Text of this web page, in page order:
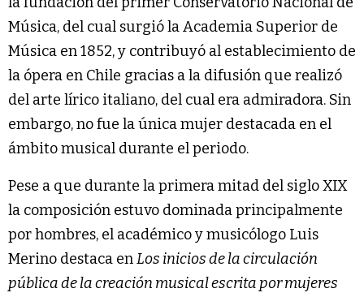
Música, del cual surgió la Academia Superior de
Música en 1852, y contribuyó al establecimiento de
la ópera en Chile gracias a la difusión que realizó
del arte lírico italiano, del cual era admiradora. Sin
embargo, no fue la única mujer destacada en el
ámbito musical durante el periodo.
Pese a que durante la primera mitad del siglo XIX
la composición estuvo dominada principalmente
por hombres, el académico y musicólogo Luis
Merino destaca enLos inicios de la circulación
pública de la creación musical escrita por mujeres